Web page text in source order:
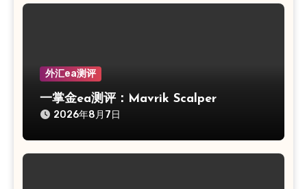
外汇ea测评
一掌金ea测评：Mavrik Scalper
2026年8月7日